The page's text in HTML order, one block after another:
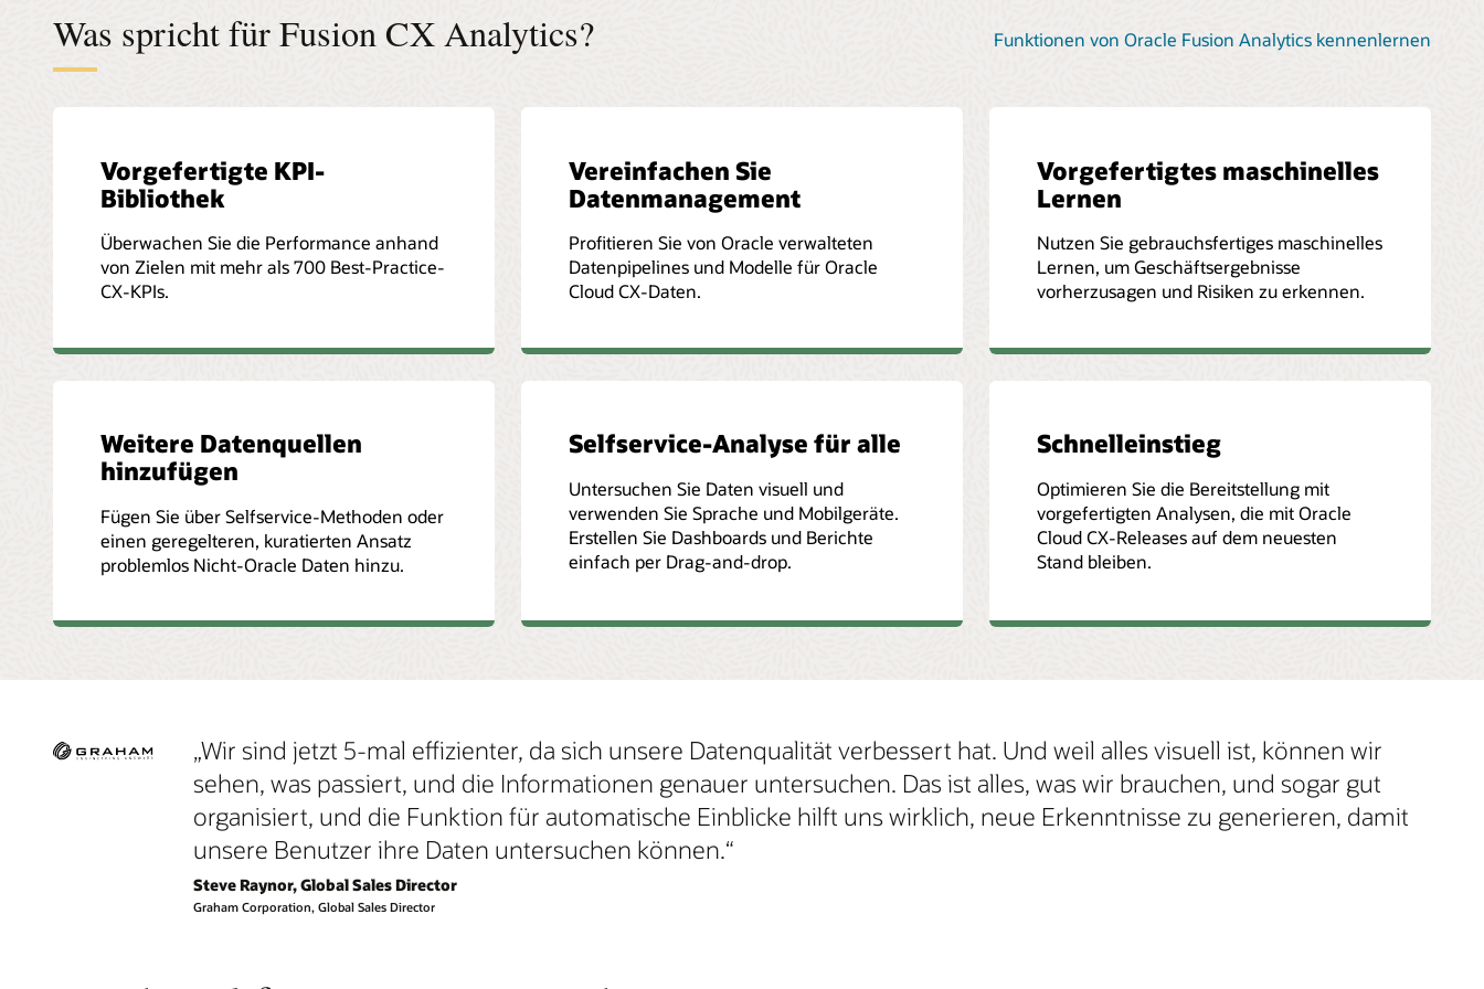
Was spricht für Fusion CX Analytics? Funktionen von Oracle Fusion Analytics kennenlernen
Vorgefertigte KPI-
Bibliothek
Überwachen Sie die Performance anhand
von Zielen mit mehr als 700 Best-Practice-
CX-KPIs.
Vereinfachen Sie
Datenmanagement
Profitieren Sie von Oracle verwalteten
Datenpipelines und Modelle für Oracle
Cloud CX-Daten.
Vorgefertigtes maschinelles
Lernen
Nutzen Sie gebrauchsfertiges maschinelles
Lernen, um Geschäftsergebnisse
vorherzusagen und Risiken zu erkennen.
Weitere Datenquellen
hinzufügen
Fügen Sie über Selfservice-Methoden oder
einen geregelteren, kuratierten Ansatz
problemlos Nicht-Oracle Daten hinzu.
Selfservice-Analyse für alle
Untersuchen Sie Daten visuell und
verwenden Sie Sprache und Mobilgeräte.
Erstellen Sie Dashboards und Berichte
einfach per Drag-and-drop.
Schnelleinstieg
Optimieren Sie die Bereitstellung mit
vorgefertigten Analysen, die mit Oracle
Cloud CX-Releases auf dem neuesten
Stand bleiben.
„Wir sind jetzt 5-mal effizienter, da sich unsere Datenqualität verbessert hat. Und weil alles visuell ist, können wir
sehen, was passiert, und die Informationen genauer untersuchen. Das ist alles, was wir brauchen, und sogar gut
organisiert, und die Funktion für automatische Einblicke hilft uns wirklich, neue Erkenntnisse zu generieren, damit
unsere Benutzer ihre Daten untersuchen können.“
Steve Raynor, Global Sales Director
Graham Corporation, Global Sales Director